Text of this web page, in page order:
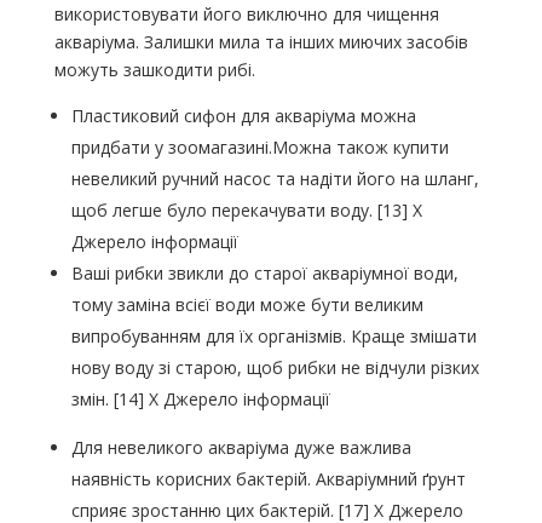
використовувати його виключно для чищення
акваріума. Залишки мила та інших миючих засобів
можуть зашкодити рибі.
Пластиковий сифон для акваріума можна
придбати у зоомагазині.Можна також купити
невеликий ручний насос та надіти його на шланг,
щоб легше було перекачувати воду. [13] X
Джерело інформації
Ваші рибки звикли до старої акваріумної води,
тому заміна всієї води може бути великим
випробуванням для їх організмів. Краще змішати
нову воду зі старою, щоб рибки не відчули різких
змін. [14] X Джерело інформації
Для невеликого акваріума дуже важлива
наявність корисних бактерій. Акваріумний ґрунт
сприяє зростанню цих бактерій. [17] X Джерело